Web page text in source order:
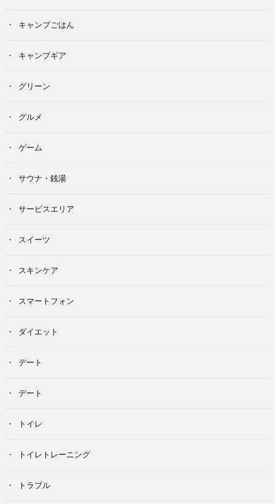
キャンプごはん
キャンプギア
グリーン
グルメ
ゲーム
サウナ・銭湯
サービスエリア
スイーツ
スキンケア
スマートフォン
ダイエット
デート
デート
トイレ
トイレトレーニング
トラブル